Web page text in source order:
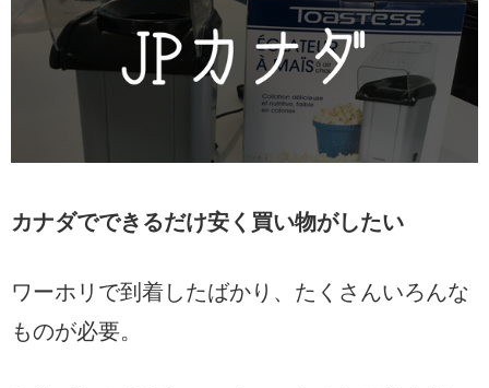
カナダでできるだけ安く買い物がしたい
ワーホリで到着したばかり、たくさんいろんな
ものが必要。